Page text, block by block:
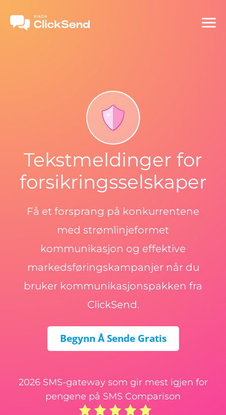
Tekstmeldinger for
forsikringsselskaper
Få et forsprang på konkurrentene
med strømlinjeformet
kommunikasjon og effektive
markedsføringskampanjer når du
bruker kommunikasjonspakken fra
ClickSend.
Begynn Å Sende Gratis
2026 SMS-gateway som gir mest igjen for
pengene på SMS Comparison